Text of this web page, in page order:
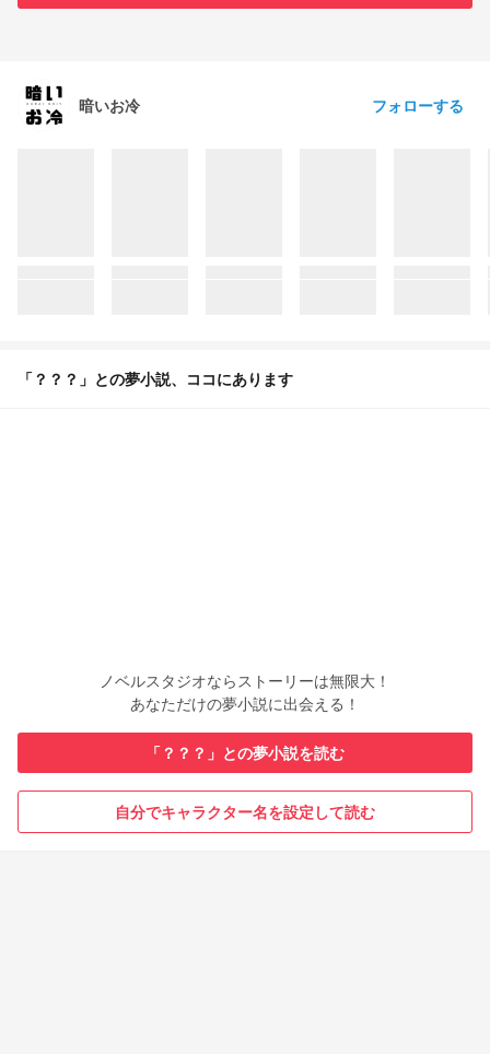
暗いお冷 フォローする
「？？？」との夢小説、ココにあります
ノベルスタジオならストーリーは無限大！
あなただけの夢小説に出会える！
「？？？」との夢小説を読む
自分でキャラクター名を設定して読む